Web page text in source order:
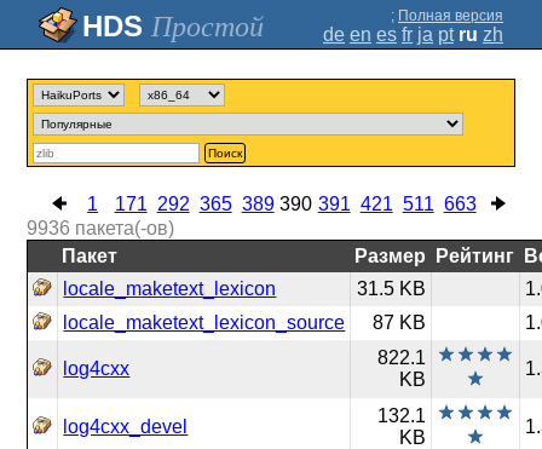
Простой ; Полная версия
de en es fr ja pt ru zh
Поиск
1 171 292 365 389 390 391 421 511 663
9936 пакета(-ов)
Пакет
Размер Рейтинг
locale_maketext_lexicon
31.5 KB
locale_maketext_lexicon_source
87 KB
log4cxx
822.1
KB
log4cxx_devel
132.1
KB